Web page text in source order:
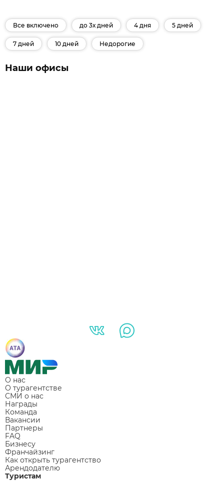
Все включено до 3х дней 4 дня 5 дней
7 дней 10 дней Недорогие
Наши офисы
О нас
О турагентстве
СМИ о нас
Награды
Команда
Вакансии
Партнеры
FAQ
Бизнесу
Франчайзинг
Как открыть турагентство
Арендодателю
Туристам